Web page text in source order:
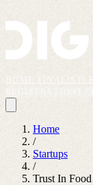
Home
/
Startups
/
Trust In Food